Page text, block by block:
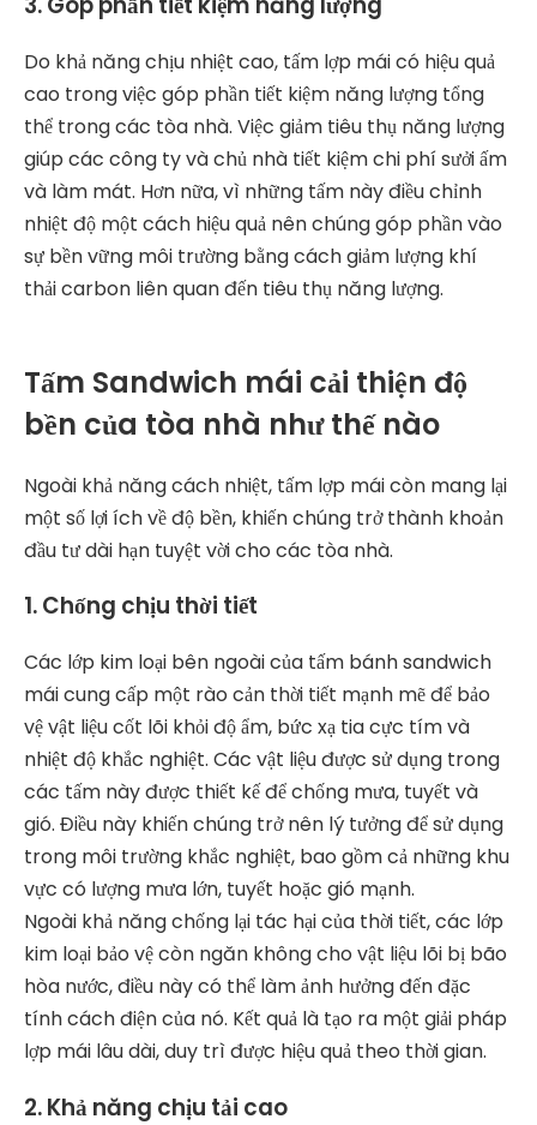
Do khả năng chịu nhiệt cao, tấm lợp mái có hiệu quả
cao trong việc góp phần tiết kiệm năng lượng tổng
thể trong các tòa nhà. Việc giảm tiêu thụ năng lượng
giúp các công ty và chủ nhà tiết kiệm chi phí sưởi ấm
và làm mát. Hơn nữa, vì những tấm này điều chỉnh
nhiệt độ một cách hiệu quả nên chúng góp phần vào
sự bền vững môi trường bằng cách giảm lượng khí
thải carbon liên quan đến tiêu thụ năng lượng.
Tấm Sandwich mái cải thiện độ
bền của tòa nhà như thế nào
Ngoài khả năng cách nhiệt, tấm lợp mái còn mang lại
một số lợi ích về độ bền, khiến chúng trở thành khoản
đầu tư dài hạn tuyệt vời cho các tòa nhà.
1. Chống chịu thời tiết
Các lớp kim loại bên ngoài của tấm bánh sandwich
mái cung cấp một rào cản thời tiết mạnh mẽ để bảo
vệ vật liệu cốt lõi khỏi độ ẩm, bức xạ tia cực tím và
nhiệt độ khắc nghiệt. Các vật liệu được sử dụng trong
các tấm này được thiết kế để chống mưa, tuyết và
gió. Điều này khiến chúng trở nên lý tưởng để sử dụng
trong môi trường khắc nghiệt, bao gồm cả những khu
vực có lượng mưa lớn, tuyết hoặc gió mạnh.
Ngoài khả năng chống lại tác hại của thời tiết, các lớp
kim loại bảo vệ còn ngăn không cho vật liệu lõi bị bão
hòa nước, điều này có thể làm ảnh hưởng đến đặc
tính cách điện của nó. Kết quả là tạo ra một giải pháp
lợp mái lâu dài, duy trì được hiệu quả theo thời gian.
2. Khả năng chịu tải cao